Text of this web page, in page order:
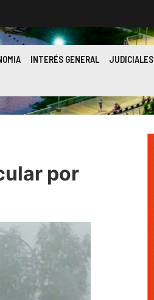
INTERÉS GENERAL JUDICIALES
por